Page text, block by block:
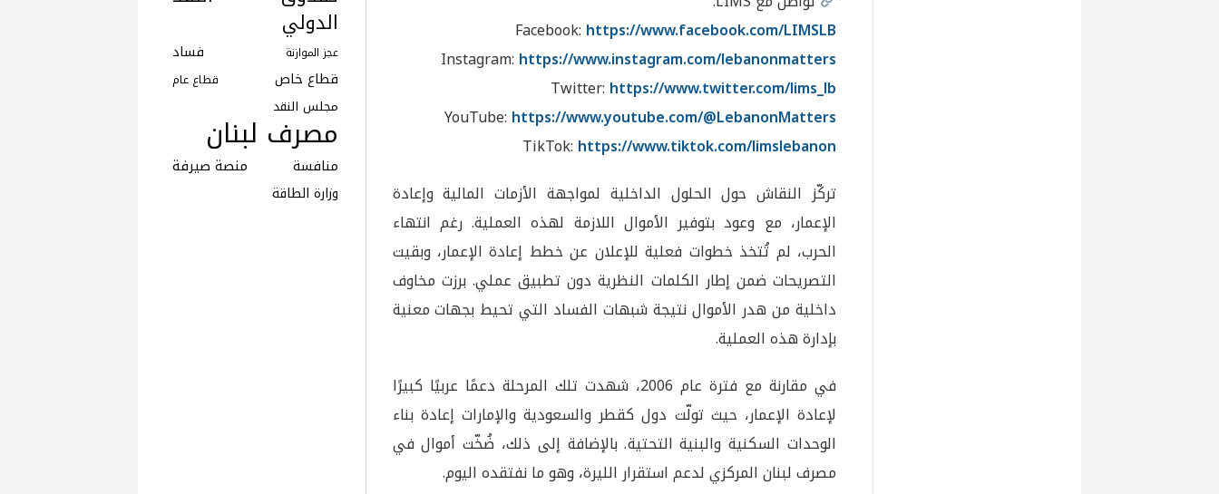
Facebook: https://www.facebook.com/LIMSLB
Instagram: https://www.instagram.com/lebanonmatters
Twitter: https://www.twitter.com/lims_lb
YouTube: https://www.youtube.com/@LebanonMatters
TikTok: https://www.tiktok.com/limslebanon
تركّز النقاش حول الحلول الداخلية لمواجهة الأزمات المالية وإعادة
الإعمار، مع وعود بتوفير الأموال اللازمة لهذه العملية. رغم انتهاء
الحرب، لم تُتخذ خطوات فعلية للإعلان عن خطط إعادة الإعمار، وبقيت
التصريحات ضمن إطار الكلمات النظرية دون تطبيق عملي. برزت مخاوف
داخلية من هدر الأموال نتيجة شبهات الفساد التي تحيط بجهات معنية
بإدارة هذه العملية.
في مقارنة مع فترة عام 2006، شهدت تلك المرحلة دعمًا عربيًا كبيرًا
لإعادة الإعمار، حيث تولّت دول كقطر والسعودية والإمارات إعادة بناء
الوحدات السكنية والبنية التحتية. بالإضافة إلى ذلك، ضُخّت أموال في
مصرف لبنان المركزي لدعم استقرار الليرة، وهو ما نفتقده اليوم.
الدولي
عجز الموازنة
فساد
قطاع خاص
قطاع عام
مجلس النقد
مصرف لبنان
منافسة منصة صيرفة
وزارة الطاقة